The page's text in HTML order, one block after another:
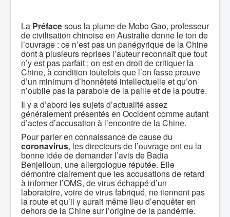
La Préfacesous la plume de Mobo Gao, professeur
de civilisation chinoise en Australie donne le ton de
l’ouvrage : ce n’est pas un panégyrique de la Chine
dont à plusieurs reprises l’auteur reconnaît que tout
n’y est pas parfait ; on est en droit de critiquer la
Chine, à condition toutefois que l’on fasse preuve
d’un minimum d’honnêteté intellectuelle et qu’on
n’oublie pas la parabole de la paille et de la poutre.
Il y a d’abord les sujets d’actualité assez
généralement présentés en Occident comme autant
d’actes d’accusation à l’encontre de la Chine.
Pour parler en connaissance de cause du
coronavirus, les directeurs de l’ouvrage ont eu la
bonne idée de demander l’avis de Badia
Benjelloun, une allergologue réputée. Elle
démontre clairement que les accusations de retard
à informer l’OMS, de virus échappé d’un
laboratoire, voire de virus fabriqué, ne tiennent pas
la route et qu’il y aurait même lieu d’enquêter en
dehors de la Chine sur l’origine de la pandémie.